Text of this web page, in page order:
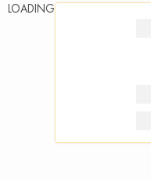
LOADING